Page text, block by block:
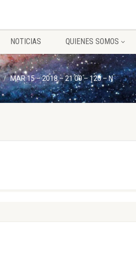
NOTICIAS QUIENES SOMOS
MAR 15 – 2018 – 21 00 – 120 – N